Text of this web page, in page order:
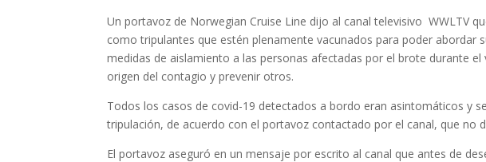
Un portavoz de Norwegian Cruise Line dijo al canal televisivo WWLTV
como tripulantes que estén plenamente vacunados para poder abordar
medidas de aislamiento a las personas afectadas por el brote durante
origen del contagio y prevenir otros.
Todos los casos de covid-19 detectados a bordo eran asintomáticos y
tripulación, de acuerdo con el portavoz contactado por el canal, que no
El portavoz aseguró en un mensaje por escrito al canal que antes de